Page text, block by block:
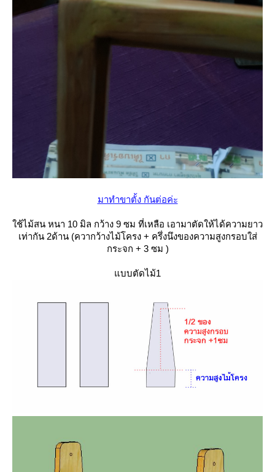
มาทำขาตั้ง กันต่อค่ะ
ช้ไม้สน หนา 10 มิล กว้าง 9 ซม ที่เหลือ เอามาตัดให้ได้ความยาว
เท่ากัน 2ด้าน (ควากว้างไม้โครง + ครึ่งนึงของความสูงกรอบใส่
กระจก + 3 ซม )
บบตัดไม้1